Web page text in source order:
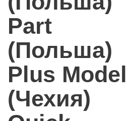
Part
(Польша)
Plus Model
(Чехия)